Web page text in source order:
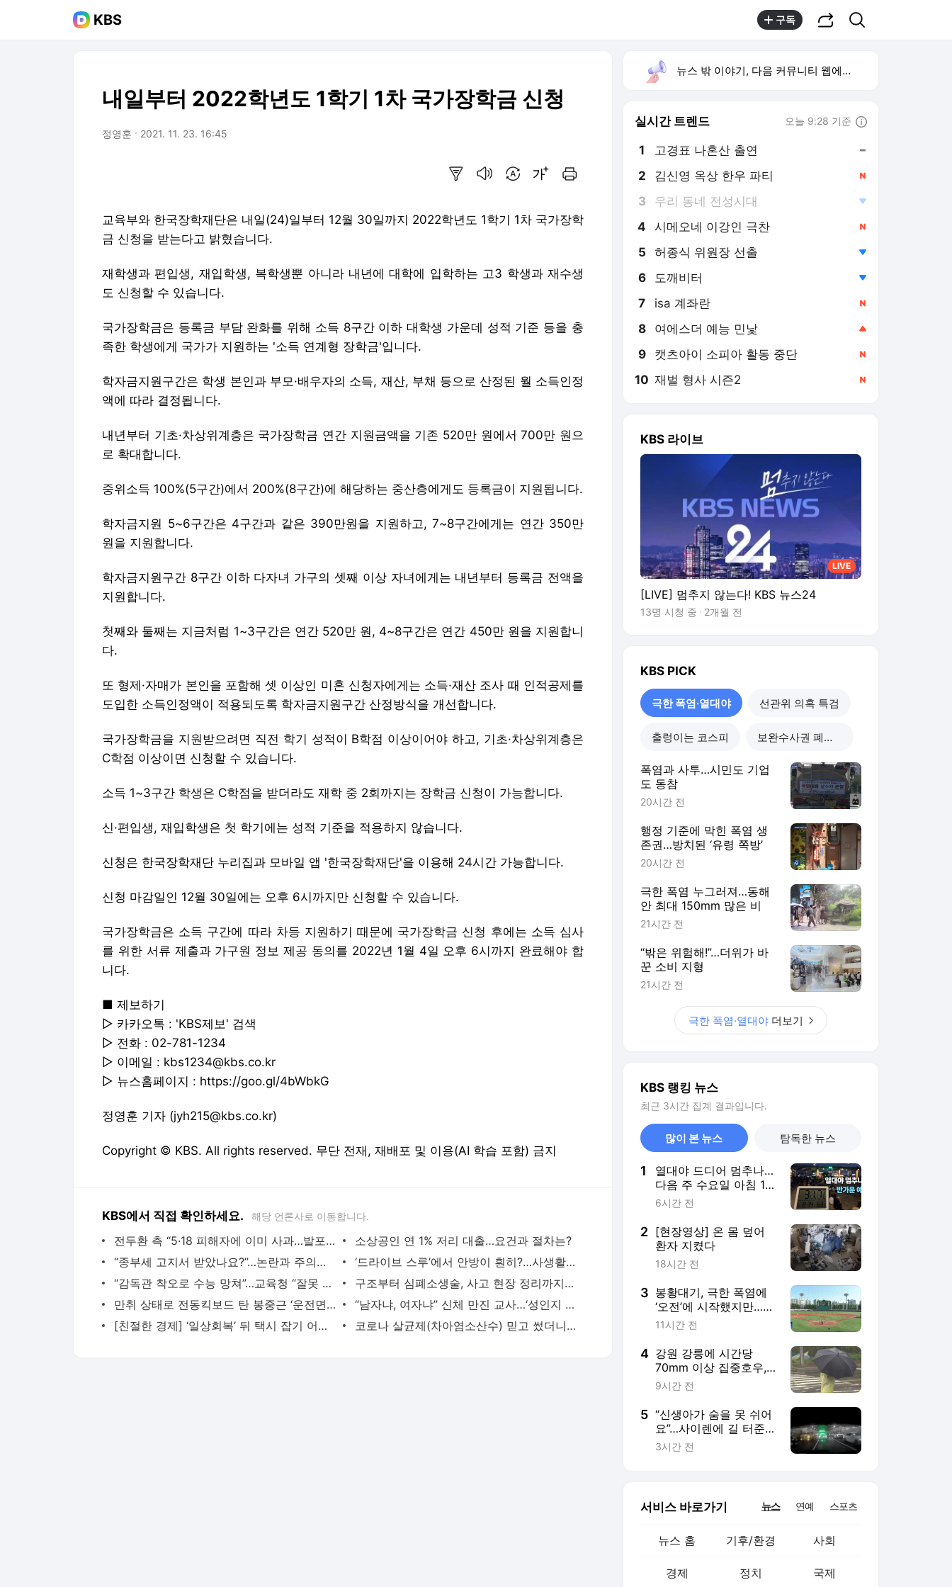
KBS 구독
내일부터 2022학년도 1학기 1차 국가장학금 신청
정영훈 2021. 11. 23. 16:45
교육부와 한국장학재단은 내일(24)일부터 12월 30일까지 2022학년도 1학기 1차 국가장학
금 신청을 받는다고 밝혔습니다.
재학생과 편입생, 재입학생, 복학생뿐 아니라 내년에 대학에 입학하는 고3 학생과 재수생
도 신청할 수 있습니다.
국가장학금은 등록금 부담 완화를 위해 소득 8구간 이하 대학생 가운데 성적 기준 등을 충
족한 학생에게 국가가 지원하는 '소득 연계형 장학금'입니다.
학자금지원구간은 학생 본인과 부모·배우자의 소득, 재산, 부채 등으로 산정된 월 소득인정
액에 따라 결정됩니다.
내년부터 기초·차상위계층은 국가장학금 연간 지원금액을 기존 520만 원에서 700만 원으
로 확대합니다.
중위소득 100%(5구간)에서 200%(8구간)에 해당하는 중산층에게도 등록금이 지원됩니다.
학자금지원 5~6구간은 4구간과 같은 390만원을 지원하고, 7~8구간에게는 연간 350만
원을 지원합니다.
학자금지원구간 8구간 이하 다자녀 가구의 셋째 이상 자녀에게는 내년부터 등록금 전액을
지원합니다.
첫째와 둘째는 지금처럼 1~3구간은 연간 520만 원, 4~8구간은 연간 450만 원을 지원합니
다.
또 형제·자매가 본인을 포함해 셋 이상인 미혼 신청자에게는 소득·재산 조사 때 인적공제를
도입한 소득인정액이 적용되도록 학자금지원구간 산정방식을 개선합니다.
국가장학금을 지원받으려면 직전 학기 성적이 B학점 이상이어야 하고, 기초·차상위계층은
C학점 이상이면 신청할 수 있습니다.
소득 1~3구간 학생은 C학점을 받더라도 재학 중 2회까지는 장학금 신청이 가능합니다.
신·편입생, 재입학생은 첫 학기에는 성적 기준을 적용하지 않습니다.
신청은 한국장학재단 누리집과 모바일 앱 '한국장학재단'을 이용해 24시간 가능합니다.
신청 마감일인 12월 30일에는 오후 6시까지만 신청할 수 있습니다.
국가장학금은 소득 구간에 따라 차등 지원하기 때문에 국가장학금 신청 후에는 소득 심사
를 위한 서류 제출과 가구원 정보 제공 동의를 2022년 1월 4일 오후 6시까지 완료해야 합
니다.
■ 제보하기
▷ 카카오톡 : 'KBS제보' 검색
▷ 전화 : 02-781-1234
▷ 이메일 : kbs1234@kbs.co.kr
▷ 뉴스홈페이지 : https://goo.gl/4bWbkG
정영훈 기자 (jyh215@kbs.co.kr)
Copyright © KBS. All rights reserved. 무단 전재, 재배포 및 이용(AI 학습 포함) 금지
KBS에서 직접 확인하세요. 해당 언론사로 이동합니다.
전두환 측 “5·18 피해자에 이미 사과…발포명령 한 적 없어”
소상공인 연 1% 저리 대출…요건과 절차는?
“종부세 고지서 받았나요?”…논란과 주의할 점은?
‘드라이브 스루’에서 안방이 훤히?…사생활 침해 논란
“감독관 착오로 수능 망쳐”…교육청 “잘못 확인, 조치 예정”
구조부터 심폐소생술, 사고 현장 정리까지…시민이 살렸다!
만취 상태로 전동킥보드 탄 봉중근 ‘운전면허 취소’
“남자냐, 여자냐” 신체 만진 교사…‘성인지 감수성’ 부족한 학교
[친절한 경제] ‘일상회복’ 뒤 택시 잡기 어려운 이유는?
코로나 살균제(차아염소산수) 믿고 썼더니만…“함량 미달”
뉴스 밖 이야기, 다음 커뮤니티 웹에서 보기
실시간 트렌드 오늘 9:28 기준
1 고경표 나혼산 출연
2 김신영 옥상 한우 파티
3 우리 동네 전성시대
4 시메오네 이강인 극찬
5 허종식 위원장 선출
6 도깨비터
7 isa 계좌란
8 여에스더 예능 민낯
9 캣츠아이 소피아 활동 중단
10 재벌 형사 시즌2
KBS 라이브
LIVE
[LIVE] 멈추지 않는다! KBS 뉴스24
13명 시청 중 2개월 전
KBS PICK
극한 폭염·열대야 선관위 의혹 특검
출렁이는 코스피 보완수사권 폐지 진통
폭염과 사투…시민도 기업
도 동참
20시간 전
행정 기준에 막힌 폭염 생
존권…방치된 ‘유령 쪽방’
20시간 전
극한 폭염 누그러져…동해
안 최대 150mm 많은 비
21시간 전
“밖은 위험해!”…더위가 바
꾼 소비 지형
21시간 전
극한 폭염·열대야 더보기
KBS 랭킹 뉴스
최근 3시간 집계 결과입니다.
많이 본 뉴스 탐독한 뉴스
1
열대야 드디어 멈추나…
다음 주 수요일 아침 19
도?
6시간 전
2 [현장영상] 온 몸 덮어
환자 지켰다
18시간 전
3 봉황대기, 극한 폭염에
‘오전’에 시작했지만…결
국 선수는 탈진
11시간 전
4 강원 강릉에 시간당
70mm 이상 집중호우,
침수 주의
9시간 전
5 “신생아가 숨을 못 쉬어
요”…사이렌에 길 터준
운전자들
3시간 전
서비스 바로가기 뉴스 연예 스포츠
뉴스 홈 기후/환경 사회
경제 정치 국제